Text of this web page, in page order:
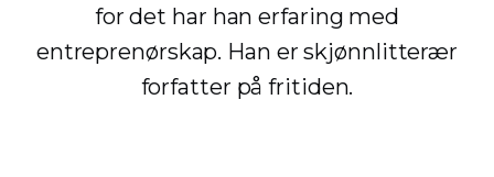
for det har han erfaring med
entreprenørskap. Han er skjønnlitterær
forfatter på fritiden.